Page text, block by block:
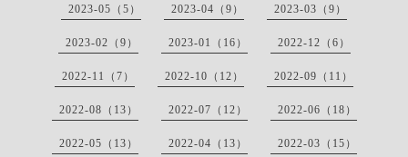
2023-05（5） 2023-04（9） 2023-03（9）
2023-02（9） 2023-01（16） 2022-12（6）
2022-11（7） 2022-10（12） 2022-09（11）
2022-08（13） 2022-07（12） 2022-06（18）
2022-05（13） 2022-04（13） 2022-03（15）